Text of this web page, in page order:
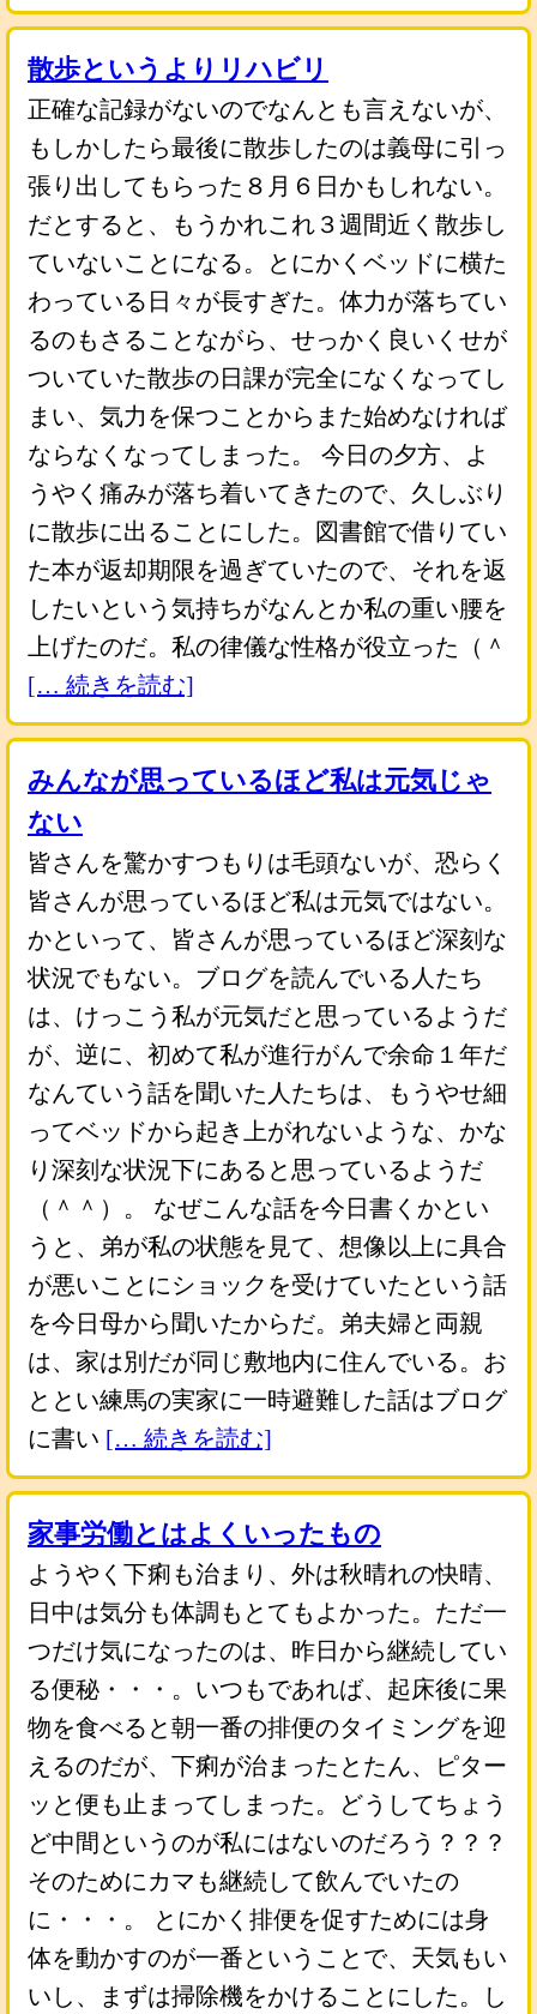
散歩というよりリハビリ
正確な記録がないのでなんとも言えないが、
もしかしたら最後に散歩したのは義母に引っ
張り出してもらった８月６日かもしれない。
だとすると、もうかれこれ３週間近く散歩し
ていないことになる。とにかくベッドに横た
わっている日々が長すぎた。体力が落ちてい
るのもさることながら、せっかく良いくせが
ついていた散歩の日課が完全になくなってし
まい、気力を保つことからまた始めなければ
ならなくなってしまった。 今日の夕方、よ
うやく痛みが落ち着いてきたので、久しぶり
に散歩に出ることにした。図書館で借りてい
た本が返却期限を過ぎていたので、それを返
したいという気持ちがなんとか私の重い腰を
上げたのだ。私の律儀な性格が役立った（＾
[… 続きを読む]
みんなが思っているほど私は元気じゃ
ない
皆さんを驚かすつもりは毛頭ないが、恐らく
皆さんが思っているほど私は元気ではない。
かといって、皆さんが思っているほど深刻な
状況でもない。ブログを読んでいる人たち
は、けっこう私が元気だと思っているようだ
が、逆に、初めて私が進行がんで余命１年だ
なんていう話を聞いた人たちは、もうやせ細
ってベッドから起き上がれないような、かな
り深刻な状況下にあると思っているようだ
（＾＾）。 なぜこんな話を今日書くかとい
うと、弟が私の状態を見て、想像以上に具合
が悪いことにショックを受けていたという話
を今日母から聞いたからだ。弟夫婦と両親
は、家は別だが同じ敷地内に住んでいる。お
ととい練馬の実家に一時避難した話はブログ
に書い [… 続きを読む]
家事労働とはよくいったもの
ようやく下痢も治まり、外は秋晴れの快晴、
日中は気分も体調もとてもよかった。ただ一
つだけ気になったのは、昨日から継続してい
る便秘・・・。いつもであれば、起床後に果
物を食べると朝一番の排便のタイミングを迎
えるのだが、下痢が治まったとたん、ピター
ッと便も止まってしまった。どうしてちょう
ど中間というのが私にはないのだろう？？？
そのためにカマも継続して飲んでいたの
に・・・。 とにかく排便を促すためには身
体を動かすのが一番ということで、天気もい
いし、まずは掃除機をかけることにした。し